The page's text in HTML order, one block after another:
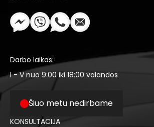
Darbo laikas:
I - V nuo 9:00 iki 18:00 valandos
Šiuo metu nedirbame
KONSULTACIJA